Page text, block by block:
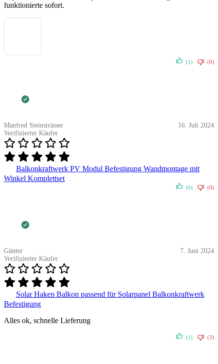
funktionierte sofort.
(1) (0)
Manfred Steinsträsser
Verifizierter Käufer
16. Juli 2024
Balkonkraftwerk PV Modul Befestigung Wandmontage mit
Winkel Komplettset
(0) (0)
Günter
Verifizierter Käufer
7. Juni 2024
Solar Haken Balkon passend für Solarpanel Balkonkraftwerk
Befestigung
Alles ok, schnelle Lieferung
(1) (3)